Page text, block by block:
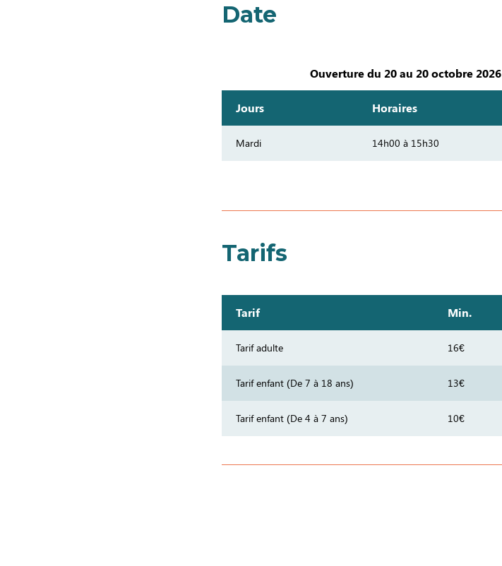
Date
Ouverture du 20 au 20 octobre 2026
Jours Horaires
Mardi 14h00 à 15h30
Tarifs
Tarif Min.
Tarif adulte 16€
Tarif enfant (De 7 à 18 ans) 13€
Tarif enfant (De 4 à 7 ans) 10€